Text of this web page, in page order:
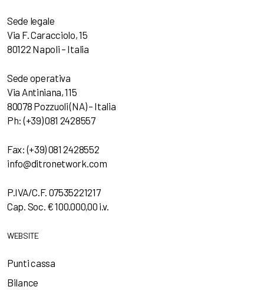
Sede legale
Via F. Caracciolo, 15
80122 Napoli – Italia
Sede operativa
Via Antiniana, 115
80078 Pozzuoli (NA) – Italia
Ph: (+39) 081 2428557
Fax: (+39) 081 2428552
info@ditronetwork.com
P.IVA/C.F. 07535221217
Cap. Soc. € 100.000,00 i.v.
WEBSITE
Punti cassa
Bilance